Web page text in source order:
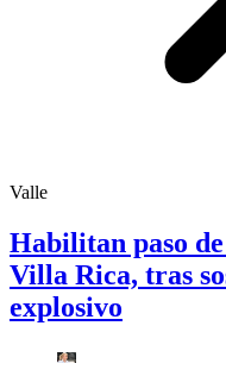
Valle
Habilitan paso
Villa Rica, tras
explosivo